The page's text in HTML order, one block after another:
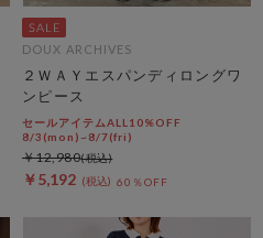
DOUX ARCHIVES
２ＷＡＹエスパンディロングワ
ンピース
セールアイテムALL10%OFF
8/3(mon)~8/7(fri)
￥5,192 60％OFF
￥12,980